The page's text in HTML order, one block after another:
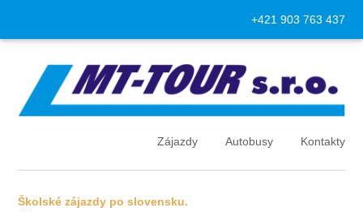
+421 903 763 437
Zájazdy Autobusy Kontakty
Školské zájazdy po slovensku.